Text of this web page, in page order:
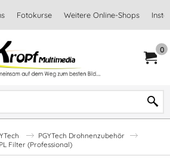
Fotokurse Weitere Online-Shops
0
PGYTech Drohnenzubehör
Filter (Professional)